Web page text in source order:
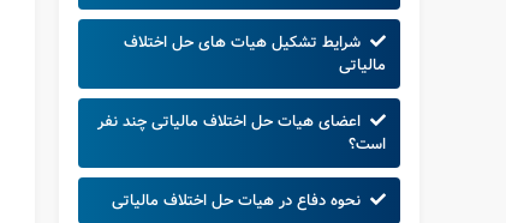
شرایط تشکیل هیات های حل اختلاف
مالیاتی
اعضای هیات حل اختلاف مالیاتی چند نفر
است؟
نحوه دفاع در هیات حل اختلاف مالیاتی